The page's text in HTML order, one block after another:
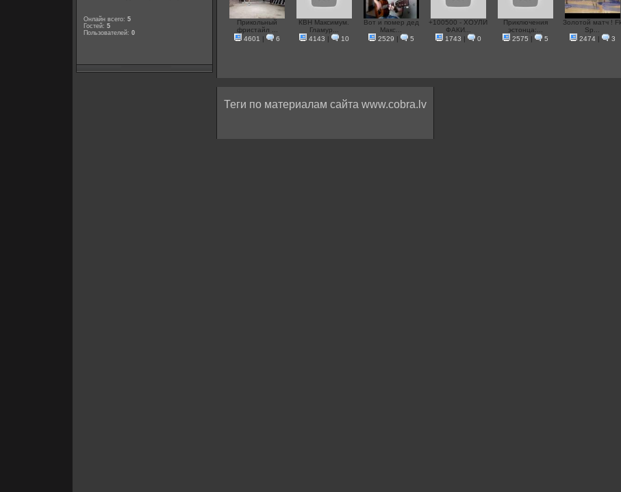
Онлайн всего: 5
Гостей: 5
Пользователей: 0
Прикольный
фристайл ...
4601 | 6
КВН Максимум.
Гламур...
4143 | 10
Вот и помер дед
Макс...
2529 | 5
+100500 - ХОУЛИ
ФАКИ...
1743 | 0
Приключения
эстонца:...
2575 | 5
Золотой матч ! Fk
Sp...
2474| 3
Теги по материалам сайта www.cobra.lv